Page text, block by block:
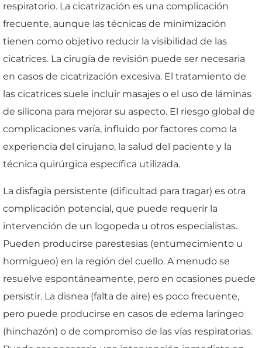
respiratorio. La cicatrización es una complicación
frecuente, aunque las técnicas de minimización
tienen como objetivo reducir la visibilidad de las
cicatrices. La cirugía de revisión puede ser necesaria
en casos de cicatrización excesiva. El tratamiento de
las cicatrices suele incluir masajes o el uso de láminas
de silicona para mejorar su aspecto. El riesgo global de
complicaciones varía, influido por factores como la
experiencia del cirujano, la salud del paciente y la
técnica quirúrgica específica utilizada.
La disfagia persistente (dificultad para tragar) es otra
complicación potencial, que puede requerir la
intervención de un logopeda u otros especialistas.
Pueden producirse parestesias (entumecimiento u
hormigueo) en la región del cuello. A menudo se
resuelve espontáneamente, pero en ocasiones puede
persistir. La disnea (falta de aire) es poco frecuente,
pero puede producirse en casos de edema laríngeo
(hinchazón) o de compromiso de las vías respiratorias.